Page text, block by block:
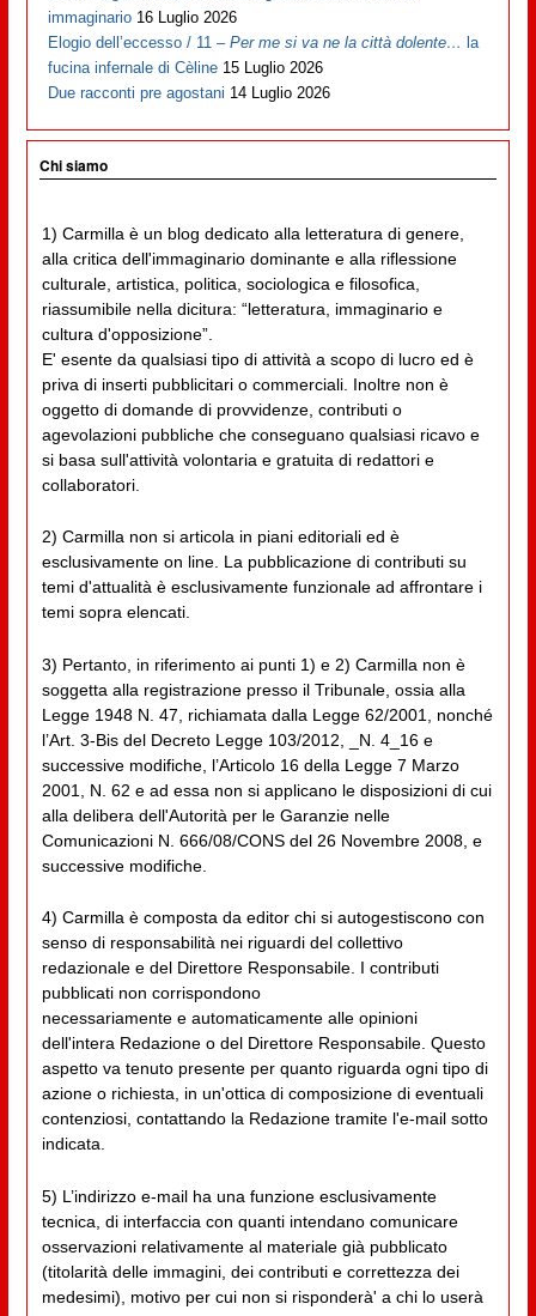
immaginario 16 Luglio 2026
Elogio dell’eccesso / 11 –Per me si va ne la città dolente… la
fucina infernale di Cèline 15 Luglio 2026
Due racconti pre agostani 14 Luglio 2026
Chi siamo
1) Carmilla è un blog dedicato alla letteratura di genere,
alla critica dell'immaginario dominante e alla riflessione
culturale, artistica, politica, sociologica e filosofica,
riassumibile nella dicitura: “letteratura, immaginario e
cultura d'opposizione”.
E' esente da qualsiasi tipo di attività a scopo di lucro ed è
priva di inserti pubblicitari o commerciali. Inoltre non è
oggetto di domande di provvidenze, contributi o
agevolazioni pubbliche che conseguano qualsiasi ricavo e
si basa sull'attività volontaria e gratuita di redattori e
collaboratori.
2) Carmilla non si articola in piani editoriali ed è
esclusivamente on line. La pubblicazione di contributi su
temi d'attualità è esclusivamente funzionale ad affrontare i
temi sopra elencati.
3) Pertanto, in riferimento ai punti 1) e 2) Carmilla non è
soggetta alla registrazione presso il Tribunale, ossia alla
Legge 1948 N. 47, richiamata dalla Legge 62/2001, nonché
l’Art. 3-Bis del Decreto Legge 103/2012, _N. 4_16 e
successive modifiche, l’Articolo 16 della Legge 7 Marzo
2001, N. 62 e ad essa non si applicano le disposizioni di cui
alla delibera dell'Autorità per le Garanzie nelle
Comunicazioni N. 666/08/CONS del 26 Novembre 2008, e
successive modifiche.
4) Carmilla è composta da editor chi si autogestiscono con
senso di responsabilità nei riguardi del collettivo
redazionale e del Direttore Responsabile. I contributi
pubblicati non corrispondono
necessariamente e automaticamente alle opinioni
dell'intera Redazione o del Direttore Responsabile. Questo
aspetto va tenuto presente per quanto riguarda ogni tipo di
azione o richiesta, in un'ottica di composizione di eventuali
contenziosi, contattando la Redazione tramite l'e-mail sotto
indicata.
5) L’indirizzo e-mail ha una funzione esclusivamente
tecnica, di interfaccia con quanti intendano comunicare
osservazioni relativamente al materiale già pubblicato
(titolarità delle immagini, dei contributi e correttezza dei
medesimi), motivo per cui non si risponderà' a chi lo userà